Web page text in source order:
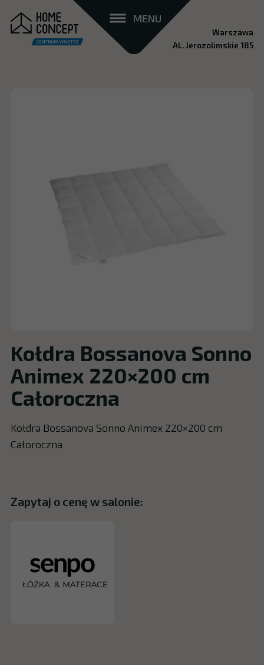
MENU
Warszawa
AL. Jerozolimskie 185
Kołdra Bossanova Sonno
Animex 220×200 cm
Całoroczna
Kołdra Bossanova Sonno Animex 220×200 cm
Całoroczna
Zapytaj o cenę w salonie: